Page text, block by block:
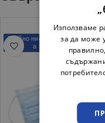
Трайно ниска цен
а
Използваме
за да може